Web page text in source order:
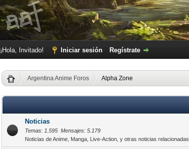
¡Hola, Invitado! Iniciar sesión Regístrate
Argentina Anime Foros Alpha Zone
Noticias
Temas: 1.595 Mensajes: 5.179
Noticias de Anime, Manga, Live-Action, y otras noticias relacionadas.